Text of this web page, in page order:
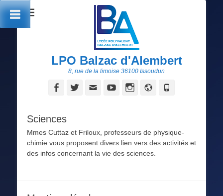
LPO Balzac d'Alembert
8, rue de la limoise 36100 Issoudun
FacebookTwitterAdresseYouTubeInstagram
Site
Sciences
Mmes Cuttaz et Friloux, professeurs de physique-
chimie vous proposent divers lien vers des activités et
des infos concernant la vie des sciences.